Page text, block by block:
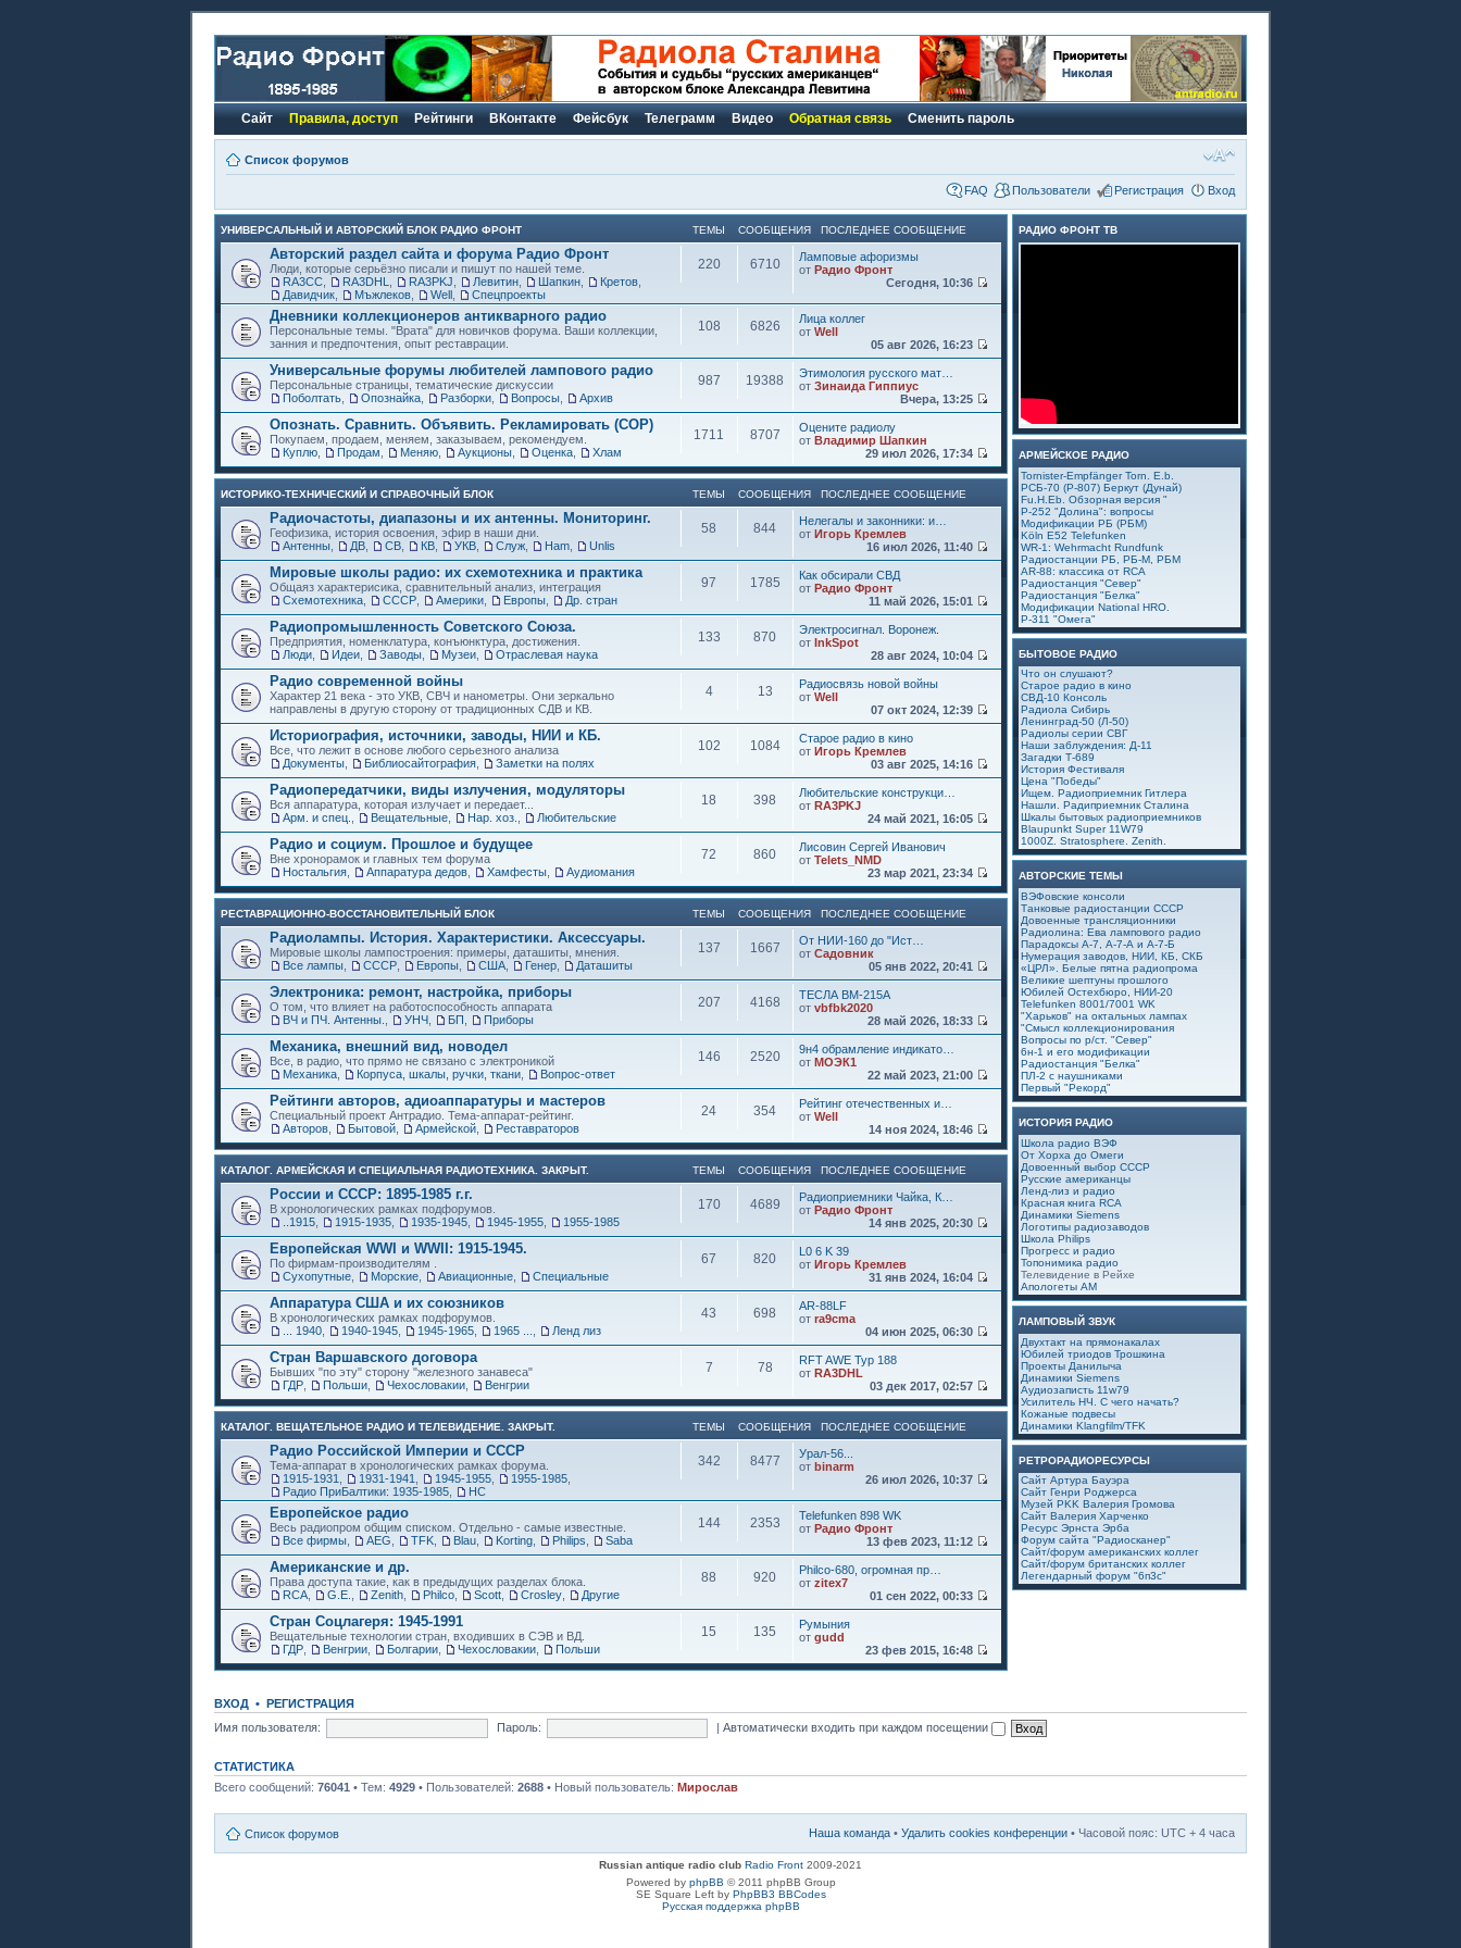
Сайт Правила, доступ Рейтинги ВКонтакте Фейсбук Телеграмм Видео Обратная связь Сменить пароль
Список форумов
FAQ Пользователи Регистрация Вход
УНИВЕРСАЛЬНЫЙ И АВТОРСКИЙ БЛОК РАДИО ФРОНТ ТЕМЫ СООБЩЕНИЯ ПОСЛЕДНЕЕ СООБЩЕНИЕ
Авторский раздел сайта и форума Радио Фронт
Люди, которые серьёзно писали и пишут по нашей теме.
RA3CC
RA3DHL RA3PKJ Левитин Шапкин Кретов
Давидчик
Мъжлеков Well Спецпроекты
220 6710
Ламповые афоризмы
от Радио Фронт
Сегодня, 10:36
Дневники коллекционеров антикварного радио
Персональные темы. "Врата" для новичков форума. Ваши коллекции,
занния и предпочтения, опыт реставрации.
108 6826
Лица коллег
от Well
05 авг 2026, 16:23
Универсальные форумы любителей лампового радио
Персональные страницы, тематические дискуссии
Поболтать
Опознайка Разборки Вопросы Архив
987 19388
Этимология русского мат…
от Зинаида Гиппиус
Вчера, 13:25
Опознать. Сравнить. Объявить. Рекламировать (СОР)
Покупаем, продаем, меняем, заказываем, рекомендуем.
Куплю
Продам Меняю Аукционы Оценка Хлам
1711 8707
Оцените радиолу
от Владимир Шапкин
29 июл 2026, 17:34
ИСТОРИКО-ТЕХНИЧЕСКИЙ И СПРАВОЧНЫЙ БЛОК ТЕМЫ СООБЩЕНИЯ ПОСЛЕДНЕЕ СООБЩЕНИЕ
Радиочастоты, диапазоны и их антенны. Мониторинг.
Геофизика, история освоения, эфир в наши дни.
Антенны
ДВ СВ КВ УКВ Служ Ham Unlis
58 844
Нелегалы и законники: и…
от Игорь Кремлев
16 июл 2026, 11:40
Мировые школы радио: их схемотехника и практика
Общаяз характерисика, сравнительный анализ, интеграция
Схемотехника
СССР Америки Европы Др. стран
97 1785
Как обсирали СВД
от Радио Фронт
11 май 2026, 15:01
Радиопромышленность Советского Союза.
Предприятия, номенклатура, конъюнктура, достижения.
Люди
Идеи Заводы Музеи Отраслевая наука
133 870
Электросигнал. Воронеж.
от InkSpot
28 авг 2024, 10:04
Радио современной войны
Характер 21 века - это УКВ, СВЧ и нанометры. Они зеркально
направлены в другую сторону от традиционных СДВ и КВ.
4 13
Радиосвязь новой войны
от Well
07 окт 2024, 12:39
Историография, источники, заводы, НИИ и КБ.
Все, что лежит в основе любого серьезного анализа
Документы
Библиосайтография Заметки на полях
102 1084
Старое радио в кино
от Игорь Кремлев
03 авг 2025, 14:16
Радиопередатчики, виды излучения, модуляторы
Вся аппаратура, которая излучает и передает...
Арм. и спец.
Вещательные Нар. хоз. Любительские
18 398
Любительские конструкци…
от RA3PKJ
24 май 2021, 16:05
Радио и социум. Прошлое и будущее
Вне хронорамок и главных тем форума
Ностальгия
Аппаратура дедов Хамфесты Аудиомания
72 860
Лисовин Сергей Иванович
от Telets_NMD
23 мар 2021, 23:34
РЕСТАВРАЦИОННО-ВОССТАНОВИТЕЛЬНЫЙ БЛОК ТЕМЫ СООБЩЕНИЯ ПОСЛЕДНЕЕ СООБЩЕНИЕ
Радиолампы. История. Характеристики. Аксессуары.
Мировые школы лампостроения: примеры, даташиты, мнения.
Все лампы
СССР Европы США Генер Даташиты
137 1667
От НИИ-160 до "Ист…
от Садовник
05 янв 2022, 20:41
Электроника: ремонт, настройка, приборы
О том, что влияет на работоспособность аппарата
ВЧ и ПЧ. Антенны.
УНЧ БП Приборы
207 4168
ТЕСЛА ВМ-215А
от vbfbk2020
28 май 2026, 18:33
Механика, внешний вид, новодел
Все, в радио, что прямо не связано с электроникой
Механика
Корпуса, шкалы, ручки, ткани Вопрос-ответ
146 2520
9н4 обрамление индикато…
от МОЭК1
22 май 2023, 21:00
Рейтинги авторов, адиоаппаратуры и мастеров
Специальный проект Антрадио. Тема-аппарат-рейтинг.
Авторов
Бытовой Армейской Реставраторов
24 354
Рейтинг отечественных и…
от Well
14 ноя 2024, 18:46
КАТАЛОГ. АРМЕЙСКАЯ И СПЕЦИАЛЬНАЯ РАДИОТЕХНИКА. ЗАКРЫТ. ТЕМЫ СООБЩЕНИЯ ПОСЛЕДНЕЕ СООБЩЕНИЕ
России и СССР: 1895-1985 г.г.
В хронологических рамках подфорумов.
..1915
1915-1935 1935-1945 1945-1955 1955-1985
170 4689
Радиоприемники Чайка, К…
от Радио Фронт
14 янв 2025, 20:30
Европейская WWI и WWII: 1915-1945.
По фирмам-производителям .
Сухопутные
Морские Авиационные Специальные
67 820
L0 6 K 39
от Игорь Кремлев
31 янв 2024, 16:04
Аппаратура США и их союзников
В хронологических рамках подфорумов.
... 1940
1940-1945 1945-1965 1965 ... Ленд лиз
43 698
AR-88LF
от ra9cma
04 июн 2025, 06:30
Стран Варшавского договора
Бывших "по эту" сторону "железного занавеса"
ГДР
Польши Чехословакии Венгрии
7 78
RFT AWE Typ 188
от RA3DHL
03 дек 2017, 02:57
КАТАЛОГ. ВЕЩАТЕЛЬНОЕ РАДИО И ТЕЛЕВИДЕНИЕ. ЗАКРЫТ. ТЕМЫ СООБЩЕНИЯ ПОСЛЕДНЕЕ СООБЩЕНИЕ
Радио Российской Империи и СССР
Тема-аппарат в хронологических рамках форума.
1915-1931
1931-1941 1945-1955 1955-1985
Радио ПриБалтики: 1935-1985
НС
342 8477
Урал-56...
от binarm
26 июл 2026, 10:37
Европейское радио
Весь радиопром общим списком. Отдельно - самые известные.
Все фирмы
AEG TFK Blau Korting Philips Saba
144 2353
Telefunken 898 WK
от Радио Фронт
13 фев 2023, 11:12
Американские и др.
Права доступа такие, как в предыдущих разделах блока.
RCA
G.E. Zenith Philco Scott Crosley Другие
88 920
Philco-680, огромная пр…
от zitex7
01 сен 2022, 00:33
Стран Соцлагеря: 1945-1991
Вещательные технологии стран, входивших в СЭВ и ВД.
ГДР
Венгрии Болгарии Чехословакии Польши
15 135
Румыния
от gudd
23 фев 2015, 16:48
РАДИО ФРОНТ ТВ
АРМЕЙСКОЕ РАДИО
Tornister-Empfänger Torn. E.b.
РСБ-70 (Р-807) Беркут (Дунай)
Fu.H.Eb. Обзорная версия "
Р-252 "Долина": вопросы
Модификации РБ (РБМ)
Köln E52 Telefunken
WR-1: Wehrmacht Rundfunk
Радиостанции РБ, РБ-М, РБМ
AR-88: классика от RCA
Радиостанция "Север"
Радиостанция "Белка"
Модификации National HRO.
Р-311 "Омега"
БЫТОВОЕ РАДИО
Что он слушают?
Старое радио в кино
СВД-10 Консоль
Радиола Сибирь
Ленинград-50 (Л-50)
Радиолы серии СВГ
Наши заблуждения: Д-11
Загадки Т-689
История Фестиваля
Цена "Победы"
Ищем. Радиоприемник Гитлера
Нашли. Радиприемник Сталина
Шкалы бытовых радиоприемников
Blaupunkt Super 11W79
1000Z. Stratosphere. Zenith.
АВТОРСКИЕ ТЕМЫ
ВЭФовские консоли
Танковые радиостанции СССР
Довоенные трансляционники
Радиолина: Ева лампового радио
Парадоксы А-7, А-7-А и А-7-Б
Нумерация заводов, НИИ, КБ, СКБ
«ЦРЛ». Белые пятна радиопрома
Великие шептуны прошлого
Юбилей Остехбюро, НИИ-20
Telefunken 8001/7001 WK
"Харьков" на октальных лампах
"Смысл коллекционирования
Вопросы по р/ст. "Север"
6н-1 и его модификации
Радиостанция "Белка"
ПЛ-2 с наушниками
Первый "Рекорд"
ИСТОРИЯ РАДИО
Школа радио ВЭФ
От Хорха до Омеги
Довоенный выбор СССР
Русские американцы
Ленд-лиз и радио
Красная книга RCA
Динамики Siemens
Логотипы радиозаводов
Школа Philips
Прогресс и радио
Топонимика радио
Телевидение в Рейхе
Апологеты АМ
ЛАМПОВЫЙ ЗВУК
Двухтакт на прямонакалах
Юбилей триодов Трошкина
Проекты Данилыча
Динамики Siemens
Аудиозаписть 11w79
Усилитель НЧ. С чего начать?
Кожаные подвесы
Динамики Klangfilm/TFK
РЕТРОРАДИОРЕСУРСЫ
Сайт Артура Бауэра
Сайт Генри Роджерса
Музей PKK Валерия Громова
Сайт Валерия Харченко
Ресурс Эрнста Эрба
Форум сайта "Радиосканер"
Сайт/форум американских коллег
Сайт/форум британских коллег
Легендарный форум "6п3с"
ВХОД • РЕГИСТРАЦИЯ
Имя пользователя:
Пароль: | Автоматически входить при каждом посещении
СТАТИСТИКА
Всего сообщений: 76041 • Тем: 4929 • Пользователей: 2688 • Новый пользователь: Мирослав
Список форумов Наша команда • Удалить cookies конференции • Часовой пояс: UTC + 4 часа
Russian antique radio club Radio Front 2009-2021
Powered by phpBB © 2011 phpBB Group
SE Square Left by PhpBB3 BBCodes
Русская поддержка phpBB